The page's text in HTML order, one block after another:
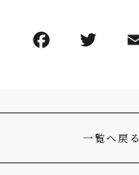
一覧へ戻る